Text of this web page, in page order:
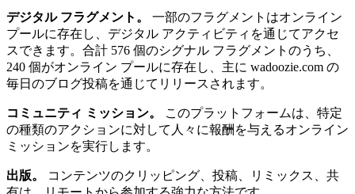
デジタル フラグメント。
一部のフラグメントはオンライン
プールに存在し、デジタル アクティビティを通じてアクセ
スできます。合計 576 個のシグナル フラグメントのうち、
240 個がオンライン プールに存在し、主に wadoozie.com の
毎日のブログ投稿を通じてリリースされます。
コミュニティ ミッション。
このプラットフォームは、特定
の種類のアクションに対して人々に報酬を与えるオンライン
ミッションを実行します。
出版。
コンテンツのクリッピング、投稿、リミックス、共